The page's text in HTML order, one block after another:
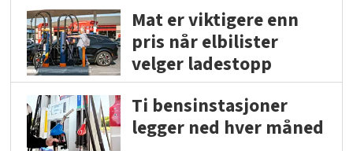
Mat er viktigere enn
pris når elbilister
velger ladestopp
Ti bensinstasjoner
legger ned hver måned